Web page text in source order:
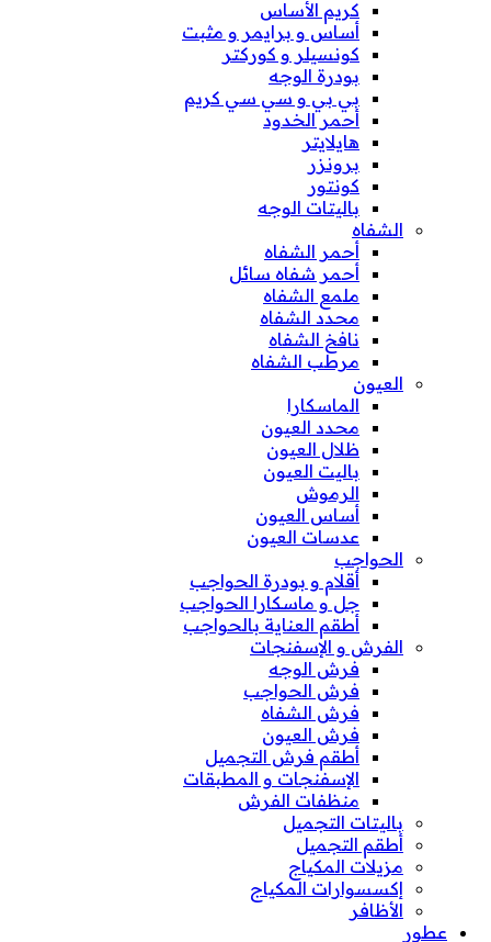
كريم الأساس
أساس و برايمر و مثبت
كونسيلر و كوركتر
بودرة الوجه
بي بي و سي سي كريم
أحمر الخدود
هايلايتر
برونزر
كونتور
باليتات الوجه
الشفاه
أحمر الشفاه
أحمر شفاه سائل
ملمع الشفاه
محدد الشفاه
نافخ الشفاه
مرطب الشفاه
العيون
الماسكارا
محدد العيون
ظلال العيون
باليت العيون
الرموش
أساس العيون
عدسات العيون
الحواجب
أقلام و بودرة الحواجب
جل و ماسكارا الحواجب
أطقم العناية بالحواجب
الفرش و الإسفنجات
فرش الوجه
فرش الحواجب
فرش الشفاه
فرش العيون
أطقم فرش التجميل
الإسفنجات و المطبقات
منظفات الفرش
باليتات التجميل
أطقم التجميل
مزيلات المكياج
إكسسوارات المكياج
الأظافر
عطور